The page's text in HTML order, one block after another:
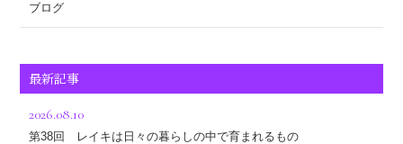
ブログ
最新記事
2026.08.10
第38回 レイキは日々の暮らしの中で育まれるもの